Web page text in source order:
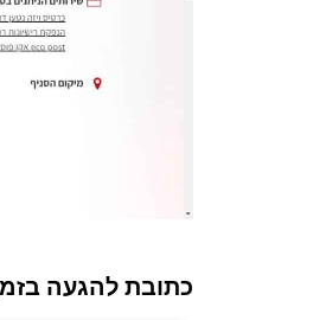
כתובת להגעה בזמן